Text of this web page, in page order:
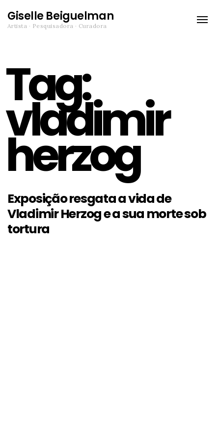
Giselle Beiguelman
Artista · Pesquisadora · Curadora
Toggle
Tag:
vladimir
herzog
Exposição resgata a vida de
Vladimir Herzog e a sua morte sob
tortura